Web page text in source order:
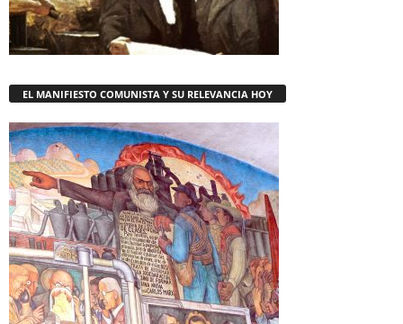
EL MANIFIESTO COMUNISTA Y SU RELEVANCIA HOY